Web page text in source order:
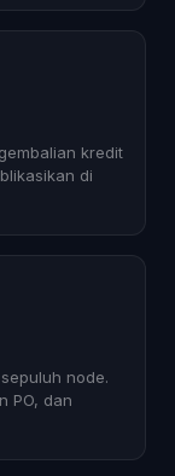
kredit
di
node.
PO, dan